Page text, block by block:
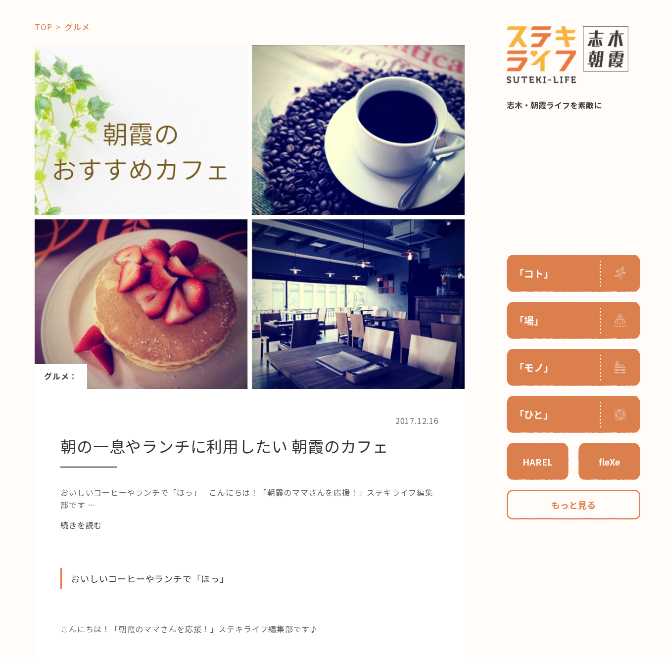
志木・朝霞ライフを素敵に
「コト」
「場」
「モノ」
「ひと」
HAREL fleXe
もっと見る
「コト」
子育て
おすすめ
HAREL
HAREL
活用事例
「モノ」
fleXe リノベ事例
「ひと」
協賛・協力店
コーディネーター紹介
これからの暮らし 住み替え相談
記事検索
TOP グルメ
グルメ ：
2017.12.16
朝の一息やランチに利用したい 朝霞のカフェ
おいしいコーヒーやランチで「ほっ」 こんにちは！「朝霞のママさんを応援！」ステキライフ編集
部です …
“朝
ラ
利
続きを読む
おいしいコーヒーやランチで「ほっ」
こんにちは！「朝霞のママさんを応援！」ステキライフ編集部です♪